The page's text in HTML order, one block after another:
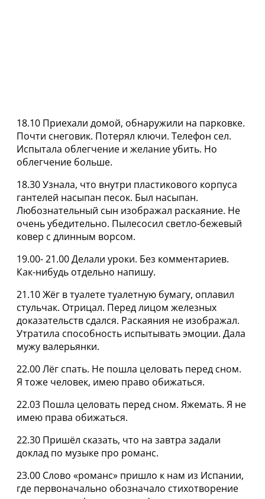
18.10 Приехали домой, обнаружили на парковке.
Почти снеговик. Потерял ключи. Телефон сел.
Испытала облегчение и желание убить. Но
облегчение больше.
18.30 Узнала, что внутри пластикового корпуса
гантелей насыпан песок. Был насыпан.
Любознательный сын изображал раскаяние. Не
очень убедительно. Пылесосил светло-бежевый
ковер с длинным ворсом.
19.00- 21.00 Делали уроки. Без комментариев.
Как-нибудь отдельно напишу.
21.10 Жёг в туалете туалетную бумагу, оплавил
стульчак. Отрицал. Перед лицом железных
доказательств сдался. Раскаяния не изображал.
Утратила способность испытывать эмоции. Дала
мужу валерьянки.
22.00 Лёг спать. Не пошла целовать перед сном.
Я тоже человек, имею право обижаться.
22.03 Пошла целовать перед сном. Яжемать. Я не
имею права обижаться.
22.30 Пришёл сказать, что на завтра задали
доклад по музыке про романс.
23.00 Слово «романс» пришло к нам из Испании,
где первоначально обозначало стихотворение